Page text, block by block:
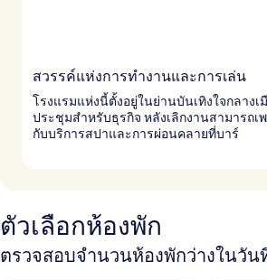
สวรรค์แห่งการทำงานและการเล่น
โรงแรมแห่งนี้ตั้งอยู่ในย่านบันเทิงใจกลางเ
ประชุมสำหรับธุรกิจ หลังเลิกงานสามารถเ
กับบริการสปาและการผ่อนคลายที่บาร์
ตัวเลือกห้องพัก
ตรวจสอบจำนวนห้องพักว่างในวัน